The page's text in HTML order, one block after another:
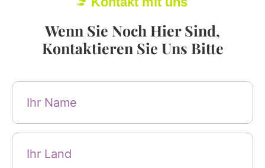
Wenn Sie Noch Hier Sind,
Kontaktieren Sie Uns Bitte